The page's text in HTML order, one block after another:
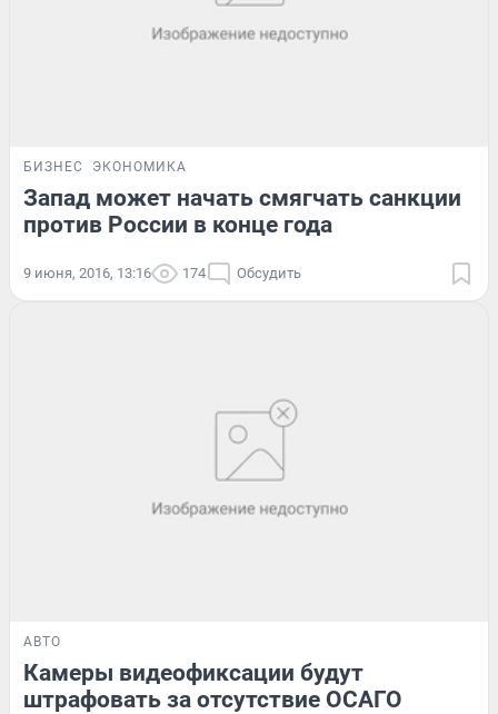
БИЗНЕС ЭКОНОМИКА
Запад может начать смягчать санкции
против России в конце года
9 июня, 2016, 13:16 174 Обсудить
АВТО
Камеры видеофиксации будут
штрафовать за отсутствие ОСАГО